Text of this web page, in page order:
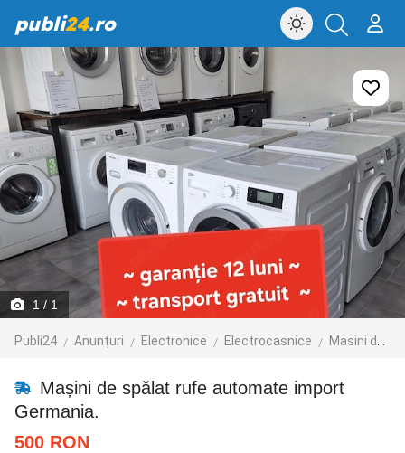
publi24.ro
1 / 1
Publi24 Anunțuri Electronice Electrocasnice Masini de spalat
Mașini de spălat rufe automate import
Germania.
500 RON